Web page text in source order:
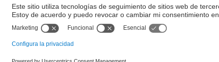
powered by Usercentrics Consent
Management Platform
© UPCEscuela Técnica Superior de Ingenieros de Caminos,